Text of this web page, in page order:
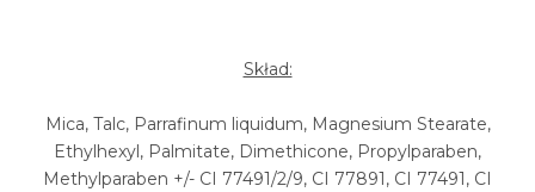
Skład:
Mica, Talc, Parrafinum liquidum, Magnesium Stearate,
Ethylhexyl, Palmitate, Dimethicone, Propylparaben,
Methylparaben +/- CI 77491/2/9, CI 77891, CI 77491, CI